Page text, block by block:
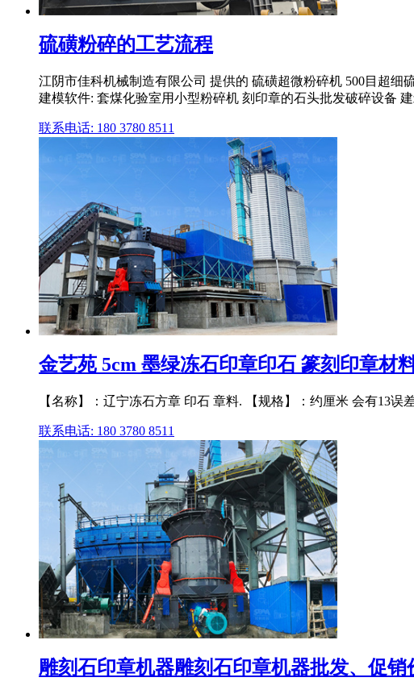
硫磺粉碎的工艺流程
江阴市佳科机械制造有限公司 提供的 硫磺超微粉碎机 500目超
建模软件: 套煤化验室用小型粉碎机 刻印章的石头批发破碎设备
联系电话: 180 3780 8511
金艺苑 5cm 墨绿冻石印章印石 篆刻印章材
【名称】：辽宁冻石方章 印石 章料. 【规格】：约厘米 会有13
联系电话: 180 3780 8511
雕刻石印章机器雕刻石印章机器批发、促销